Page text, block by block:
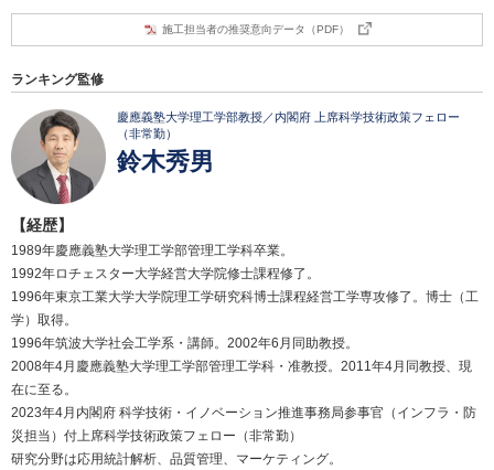
施工担当者の推奨意向データ（PDF）
ランキング監修
慶應義塾大学理工学部教授／内閣府 上席科学技術政策フェロー
（非常勤）
鈴木秀男
【経歴】
1989年慶應義塾大学理工学部管理工学科卒業。
1992年ロチェスター大学経営大学院修士課程修了。
1996年東京工業大学大学院理工学研究科博士課程経営工学専攻修了。博士（工
学）取得。
1996年筑波大学社会工学系・講師。2002年6月同助教授。
2008年4月慶應義塾大学理工学部管理工学科・准教授。2011年4月同教授、現
在に至る。
2023年4月内閣府 科学技術・イノベーション推進事務局参事官（インフラ・防
災担当）付上席科学技術政策フェロー（非常勤）
研究分野は応用統計解析、品質管理、マーケティング。